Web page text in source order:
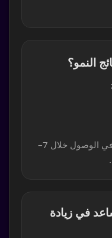
لكن غالبًا يمكن ملاحظة تحسن في الوصول خلال 7–
في زيادة